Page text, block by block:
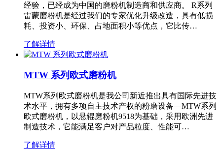
经验，已经成为中国的磨粉机制造商和供应商。 R系列
雷蒙磨粉机是经过我们的专家优化升级改造，具有低损
耗、投资小、环保、占地面积小等优点，它比传…
了解详情
MTW 系列欧式磨粉机
MTW系列欧式磨粉机是我公司新近推出具有国际先进技
术水平，拥有多项自主技术产权的粉磨设备—MTW系列
欧式磨粉机，以悬辊磨粉机9518为基础，采用欧洲先进
制造技术，它能满足客户对产品粒度、性能可…
了解详情